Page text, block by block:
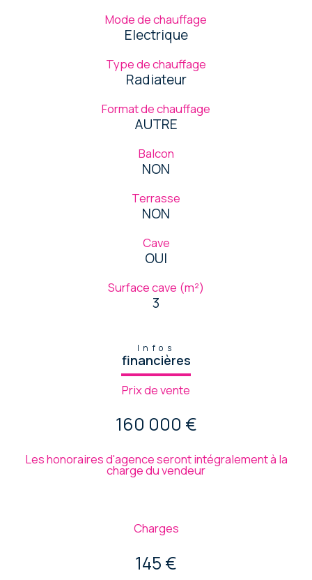
Mode de chauffage
Electrique
Type de chauffage
Radiateur
Format de chauffage
AUTRE
Balcon
NON
Terrasse
NON
Cave
OUI
Surface cave (m²)
3
Infos
financières
Prix de vente
160 000 €
Les honoraires d'agence seront intégralement à la
charge du vendeur
Charges
145 €